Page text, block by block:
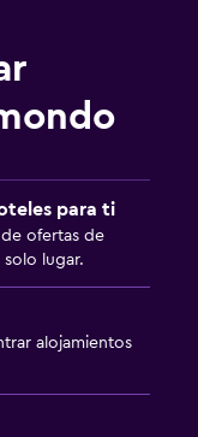
para ti
ofertas de
lugar.
alojamientos